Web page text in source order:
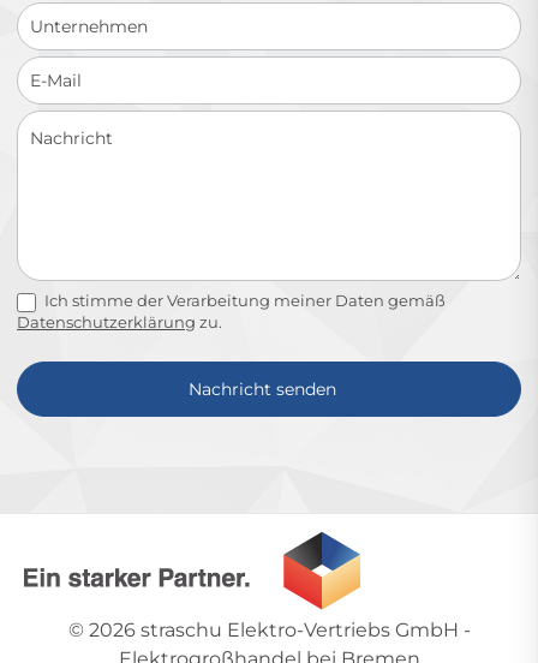
Ich stimme der Verarbeitung meiner Daten gemäß
Datenschutzerklärung zu.
Nachricht senden
© 2026 straschu Elektro-Vertriebs GmbH -